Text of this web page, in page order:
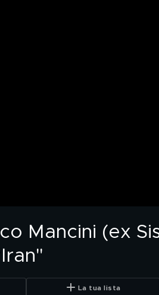
Mancini (ex
La tua lista